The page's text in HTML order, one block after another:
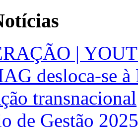
|
desloca-se
transnacional
de Gestão 2025